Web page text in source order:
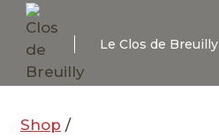
Le Clos de Breuilly
Shop /